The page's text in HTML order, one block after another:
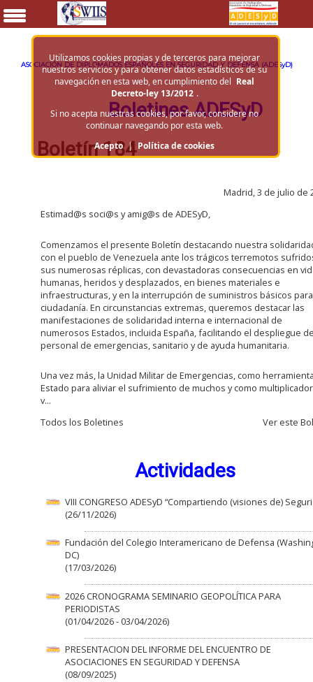
Utilizamos cookies propias y de terceros para mejorar
nuestros servicios y para obtener datos estadísticos de su
navegación en esta web, en cumplimiento del Real
Decreto-ley 13/2012 .
Si no acepta nuestras cookies, por favor, considere no
continuar navegando por esta web.
Acepto | Política de cookies
ASOCIACIÓN DE DIPLOMADOS ESPAÑOLES EN SEGURIDAD Y DEFENSA (ADESyD)
Boletines ADESyD
Boletín 184
Madrid, 3 de julio de
Estimad@s soci@s y amig@s de ADESyD,
Comenzamos el presente Boletín destacando nuestra
con el pueblo de Venezuela ante los trágicos terremotos
sus numerosas réplicas, con devastadoras consecuencias en
humanas, heridos y desplazados, en bienes materiales e
infraestructuras, y en la interrupción de suministros básicos
ciudadanía. En circunstancias extremas, queremos destacar las
manifestaciones de solidaridad interna e internacional de
numerosos Estados, incluida España, facilitando el despliegue
personal de emergencias, sanitario y de ayuda humanitaria.
Una vez más, la Unidad Militar de Emergencias, como
Estado para aliviar el sufrimiento de muchos y como
v...
Todos los Boletines
Ver este
Actividades
VIII CONGRESO ADESyD “Compartiendo (visiones de)
(26/11/2026)
Fundación del Colegio Interamericano de Defensa
DC)
(17/03/2026)
2026 CRONOGRAMA SEMINARIO GEOPOLÍTICA PARA
PERIODISTAS
(01/04/2026 - 03/04/2026)
PRESENTACION DEL INFORME DEL ENCUENTRO DE
ASOCIACIONES EN SEGURIDAD Y DEFENSA
(08/09/2025)